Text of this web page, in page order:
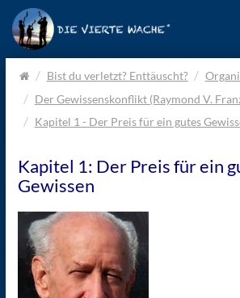
Home.Bist du verletzt? Enttäuscht?
Der Gewissenskonflikt (Raymond V.
Kapitel 1 - Der Preis für ein gutes
Kapitel 1: Der Preis für ein
Gewissen